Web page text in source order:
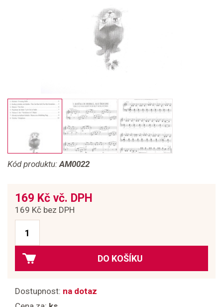
Kód produktu:AM0022
169 Kč vč. DPH
169 Kč bez DPH
DO KOŠÍKU
Dostupnost: na dotaz